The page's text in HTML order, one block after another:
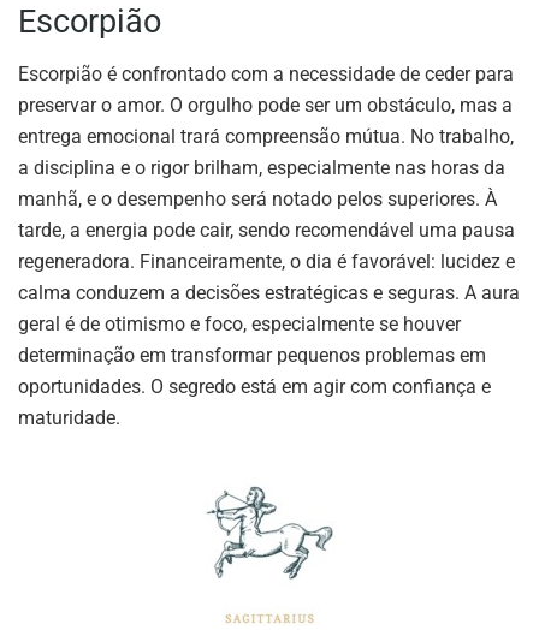
Escorpião
Escorpião é confrontado com a necessidade de ceder para
preservar o amor. O orgulho pode ser um obstáculo, mas a
entrega emocional trará compreensão mútua. No trabalho,
a disciplina e o rigor brilham, especialmente nas horas da
manhã, e o desempenho será notado pelos superiores. À
tarde, a energia pode cair, sendo recomendável uma pausa
regeneradora. Financeiramente, o dia é favorável: lucidez e
calma conduzem a decisões estratégicas e seguras. A aura
geral é de otimismo e foco, especialmente se houver
determinação em transformar pequenos problemas em
oportunidades. O segredo está em agir com confiança e
maturidade.